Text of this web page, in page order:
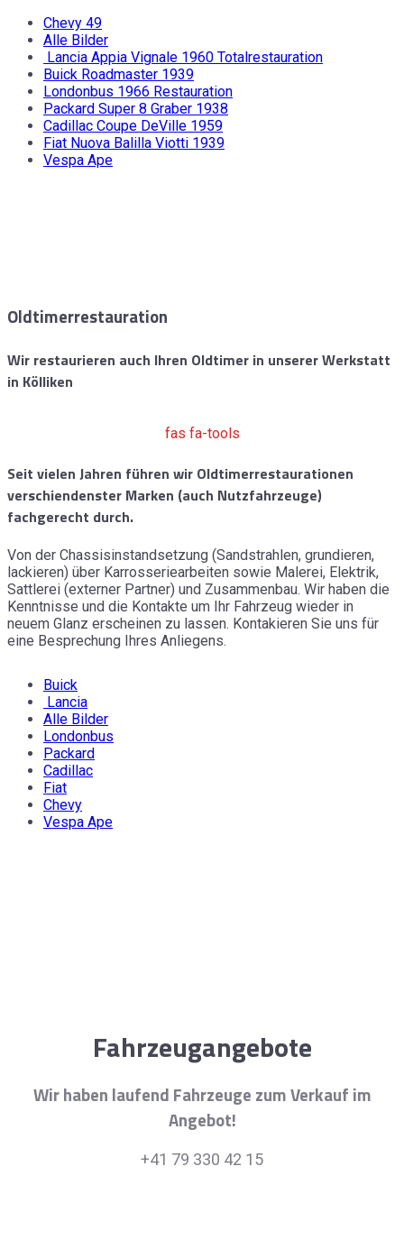
Chevy 49
Alle Bilder
Lancia Appia Vignale 1960 Totalrestauration
Buick Roadmaster 1939
Londonbus 1966 Restauration
Packard Super 8 Graber 1938
Cadillac Coupe DeVille 1959
Fiat Nuova Balilla Viotti 1939
Vespa Ape
Oldtimerrestauration
Wir restaurieren auch Ihren Oldtimer in unserer Werkstatt
in Kölliken
fas fa-tools
Seit vielen Jahren führen wir Oldtimerrestaurationen
verschiendenster Marken (auch Nutzfahrzeuge)
fachgerecht durch.
Von der Chassisinstandsetzung (Sandstrahlen, grundieren,
lackieren) über Karrosseriearbeiten sowie Malerei, Elektrik,
Sattlerei (externer Partner) und Zusammenbau. Wir haben die
Kenntnisse und die Kontakte um Ihr Fahrzeug wieder in
neuem Glanz erscheinen zu lassen. Kontakieren Sie uns für
eine Besprechung Ihres Anliegens.
Buick
Lancia
Alle Bilder
Londonbus
Packard
Cadillac
Fiat
Chevy
Vespa Ape
Fahrzeugangebote
Wir haben laufend Fahrzeuge zum Verkauf im
Angebot!
+41 79 330 42 15